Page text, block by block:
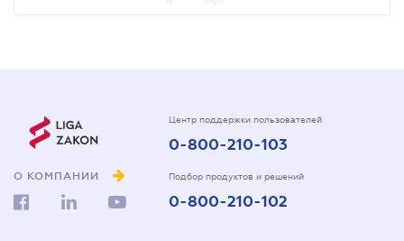
О КОМПАНИИ
Центр поддержки пользователей
0-800-210-103
Подбор продуктов и решений
0-800-210-102